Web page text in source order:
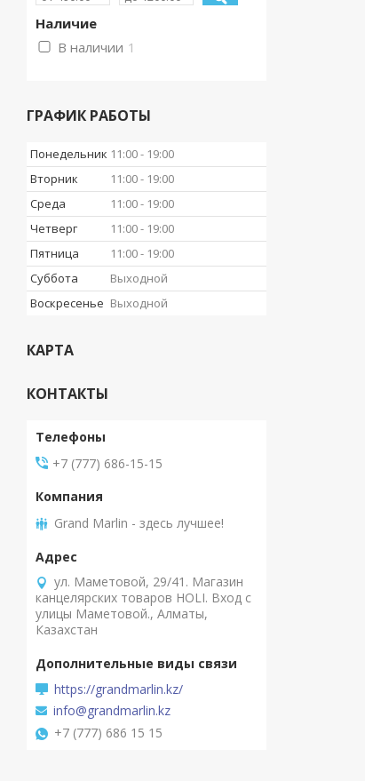
Наличие
В наличии 1
ГРАФИК РАБОТЫ
Понедельник 11:00
19:00
Вторник
11:00
19:00
Среда
11:00
19:00
Четверг
11:00
19:00
Пятница
11:00
19:00
Суббота
Выходной
Воскресенье Выходной
КАРТА
КОНТАКТЫ
+7 (777) 686-15-15
Grand Marlin - здесь лучшее!
ул. Маметовой, 29/41. Магазин
канцелярских товаров HOLI. Вход с
улицы Маметовой., Алматы,
Казахстан
https://grandmarlin.kz/
info@grandmarlin.kz
+7 (777) 686 15 15